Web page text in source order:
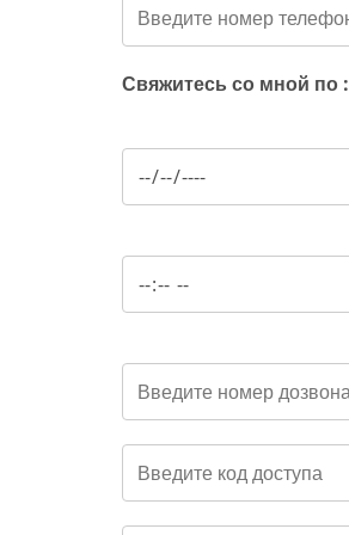
Свяжитесь со мной по :